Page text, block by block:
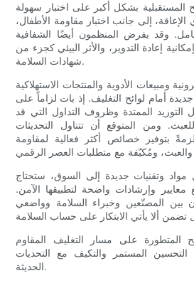
المستقبلية بشكل أكبر على اختبار سهولة
إلى جانب اختبار مقاومة الأطفال،
وقد يفرض المنظمون أيضًا الشفافية
إعادة التدوير، والأثر البيئي كجزء من
شهادات السلامة.
ومبيعات الأدوية والمنتجات الاستهلاكية
أمام لوائح التغليف. إذ بات لزاماً على
التوريد الممتدة وظروف التداول التي قد
ومن المتوقع أن تتناول التحديثات
بتوفير خصائص أكثر فعالية لمقاومة
وتقنيات جديدة إلى السوق، ستحتاج
معايير وإرشادات واضحة لتطبيقها الآمن.
بين المصنّعين وخبراء السلامة وواضعي
المتطورة على مسار التغليف المقاوم
المستمر والتكيف مع التحديات
الحديثة.